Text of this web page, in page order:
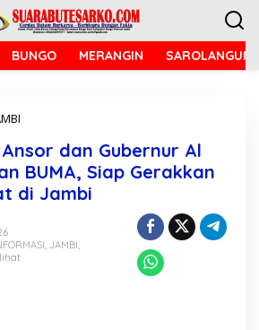
BUNGO MERANGIN SAROLANGUN
t
u
m
P
P
Ansor dan Gubernur Al
BUMA, Siap Gerakkan
di Jambi
, JAMBI,